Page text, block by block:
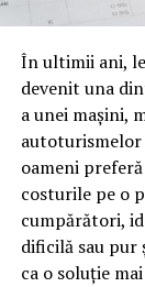
oamenii cu
cuvinte
caută.
Apoi vine
vizitatorii stau
urmărească
Google nu îți
petrecut,
util e
În ultimii ani,
devenit una
a unei mașini,
oameni
costurile pe o
cumpărători,
dificilă sau pur
ca o soluție